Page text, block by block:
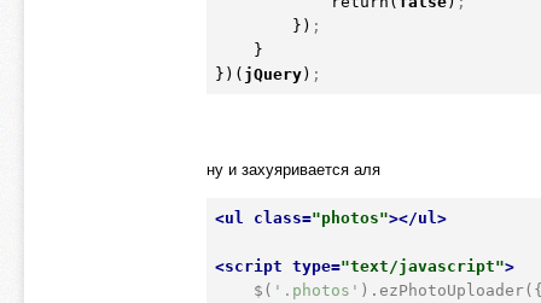
        })
;
}) ( jQuery) ;
ну и захуяривается аля
<ul class="photos"></ul >
<script type="text/javascript">
    $(
'.photos'